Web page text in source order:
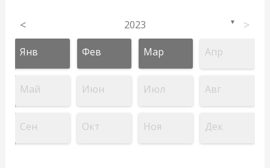
< 2023 ▼ >
Янв Фев Мар Апр
Май Июн Июл Авг
Сен Окт Ноя Дек